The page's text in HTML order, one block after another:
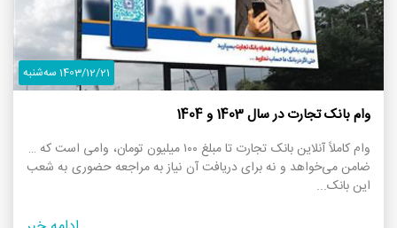
1403/12/21 سه‌شنبه
وام بانک تجارت در سال 1403 و 1404
وام کاملاً آنلاین بانک تجارت تا مبلغ ۱۰۰ میلیون تومان، وامی است که نه
ضامن می‌خواهد و نه برای دریافت آن نیاز به مراجعه حضوری به شعب
این بانک...